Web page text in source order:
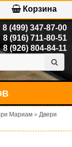
Корзина
8 (499) 347-87-00
8 (916) 711-80-51
8 (926) 804-84-11
Мариам » Двери